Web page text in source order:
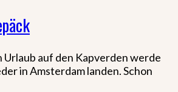
Urlaub auf den Kapverden werde
in Amsterdam landen. Schon